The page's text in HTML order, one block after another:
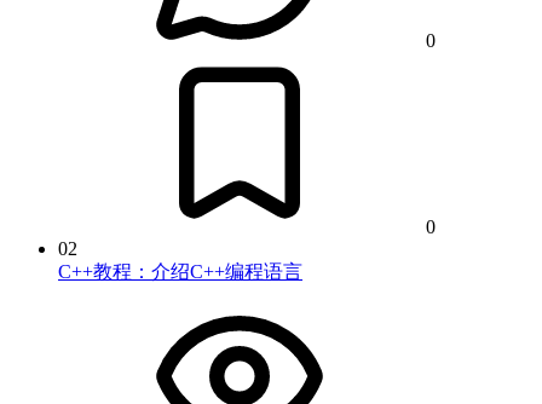
0
0
02
C++教程：介绍C++编程语言